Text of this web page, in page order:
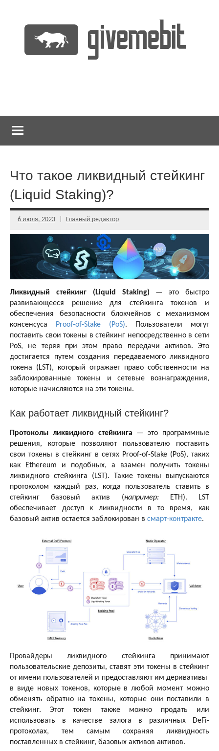
содержимому
Что такое ликвидный стейкинг
(Liquid Staking)?
6 июля, 2023 Главный редактор
Ликвидный стейкинг (Liquid Staking) — это быстро
развивающееся решение для стейкинга токенов и
обеспечения безопасности блокчейнов с механизмом
консенсуса
Proof-of-Stake (PoS). Пользователи могут
поставить свои токены в стейкинг непосредственно в сети
PoS, не теряя при этом право передачи активов. Это
достигается путем создания передаваемого ликвидного
токена (LST), который отражает право собственности на
заблокированные токены и сетевые вознаграждения,
которые начисляются на эти токены.
Как работает ликвидный стейкинг?
Протоколы ликвидного стейкинга — это программные
решения, которые позволяют пользователю поставить
свои токены в стейкинг в сетях Proof-of-Stake (PoS), таких
как Ethereum и подобных, а взамен получить токены
ликвидного стейкинга (LST). Такие токены выпускаются
протоколом каждый раз, когда пользователь ставить в
стейкинг базовый актив (например:ETH). LST
обеспечивает доступ к ликвидности в то время, как
базовый актив остается заблокирован в смарт-контракте.
Провайдеры ликвидного стейкинга принимают
пользовательские депозиты, ставят эти токены в стейкинг
от имени пользователей и предоставляют им деривативы ​​
в виде новых токенов, которые в любой момент можно
обменять обратно на токены, которые они поставили в
стейкинг. Этот токен также можно продать или
использовать в качестве залога в различных DeFi-
протоколах, тем самым сохраняя ликвидность
поставленных в стейкинг, базовых активов активов.